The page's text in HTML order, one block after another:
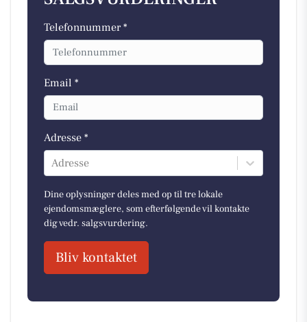
Telefonnummer *
Email *
Adresse *
Adresse
Dine oplysninger deles med op til tre lokale
ejendomsmæglere, som efterfølgende vil kontakte
dig vedr. salgsvurdering.
Bliv kontaktet